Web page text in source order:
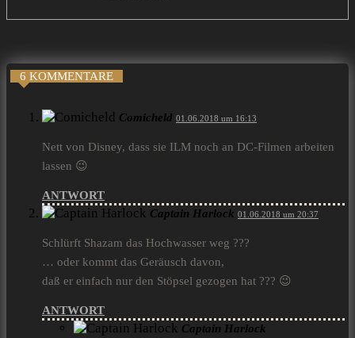
6 KOMMENTARE
Comicheld 01.06.2018 um 16:13
Nett von Disney, dass sie ILM noch an DC-Filmen arbeiten
lassen 😉
ANTWORT
Captain Harlock 01.06.2018 um 20:37
Schlürft Shazam das Hochwasser weg ???
… oder kommt das Geräusch davon,
daß er einfach nur den Stöpsel gezogen hat ??? 😉
ANTWORT
Captain Harlock